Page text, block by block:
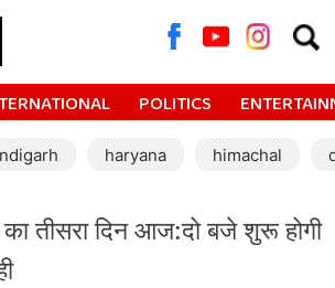
for:
POLITICS
haryana himachal
का तीसरा दिन आज:दो बजे शुरू होगी